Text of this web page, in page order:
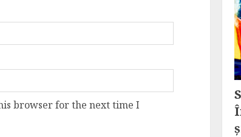
browser for the next time I